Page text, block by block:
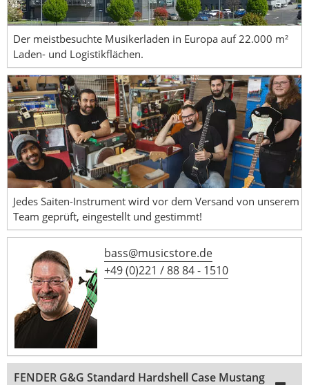
Der meistbesuchte Musikerladen in Europa auf 22.000 m²
Laden- und Logistikflächen.
Jedes Saiten-Instrument wird vor dem Versand von unserem
Team geprüft, eingestellt und gestimmt!
bass@musicstore.de
+49 (0)221 / 88 84 - 1510
FENDER G&G Standard Hardshell Case Mustang